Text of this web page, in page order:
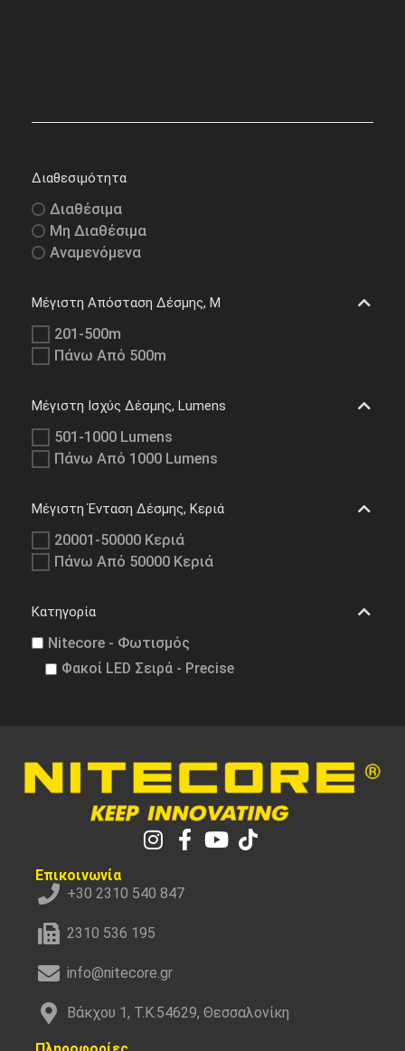
Διαθεσιμότητα
Διαθέσιμα
Μη Διαθέσιμα
Αναμενόμενα
Μέγιστη Απόσταση Δέσμης, M
201-500m
Πάνω Από 500m
Μέγιστη Ισχύς Δέσμης, Lumens
501-1000 Lumens
Πάνω Από 1000 Lumens
Μέγιστη Ένταση Δέσμης, Κεριά
20001-50000 Κεριά
Πάνω Από 50000 Κεριά
Κατηγορία
Nitecore - Φωτισμός
Φακοί LED Σειρά - Precise
Επικοινωνία
+30 2310 540 847
2310 536 195
info@nitecore.gr
Βάκχου 1, Τ.Κ.54629, Θεσσαλονίκη